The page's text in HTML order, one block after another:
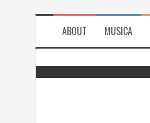
ABOUT MUSICA